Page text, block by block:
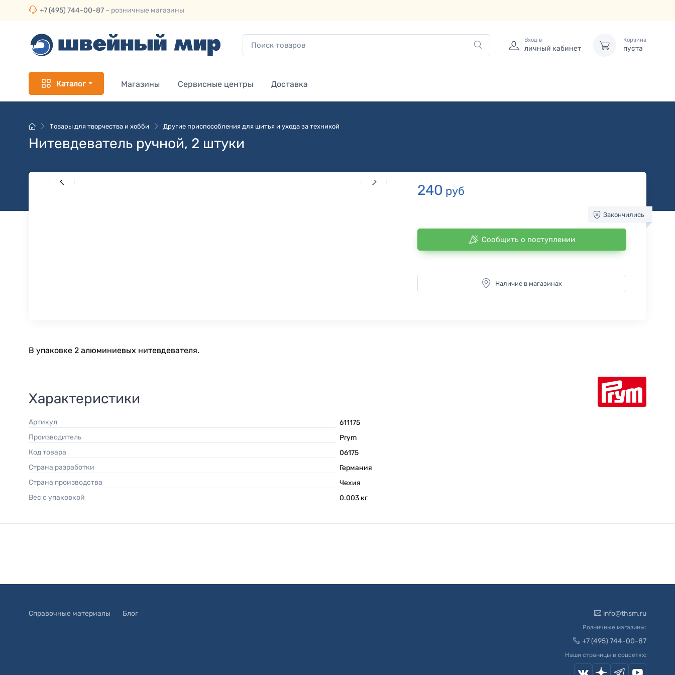
+7 (495) 744-00-87 – розничные магазины
Вход в
личный кабинет
Корзина
пуста
Каталог Магазины Сервисные центры Доставка
Товары для творчества и хобби Другие приспособления для шитья и ухода за техникой
Нитевдеватель ручной, 2 штуки
240 руб
Закончились
Сообщить о поступлении
Наличие в магазинах
В упаковке 2 алюминиевых нитевдевателя.
Характеристики
Артикул
611175
Производитель
Prym
Код товара
06175
Страна разработки
Германия
Страна производства
Чехия
Вес с упаковкой
0.003 кг
Справочные материалы Блог info@thsm.ru
Розничные магазины:
+7 (495) 744-00-87
Наши страницы в соцсетях: